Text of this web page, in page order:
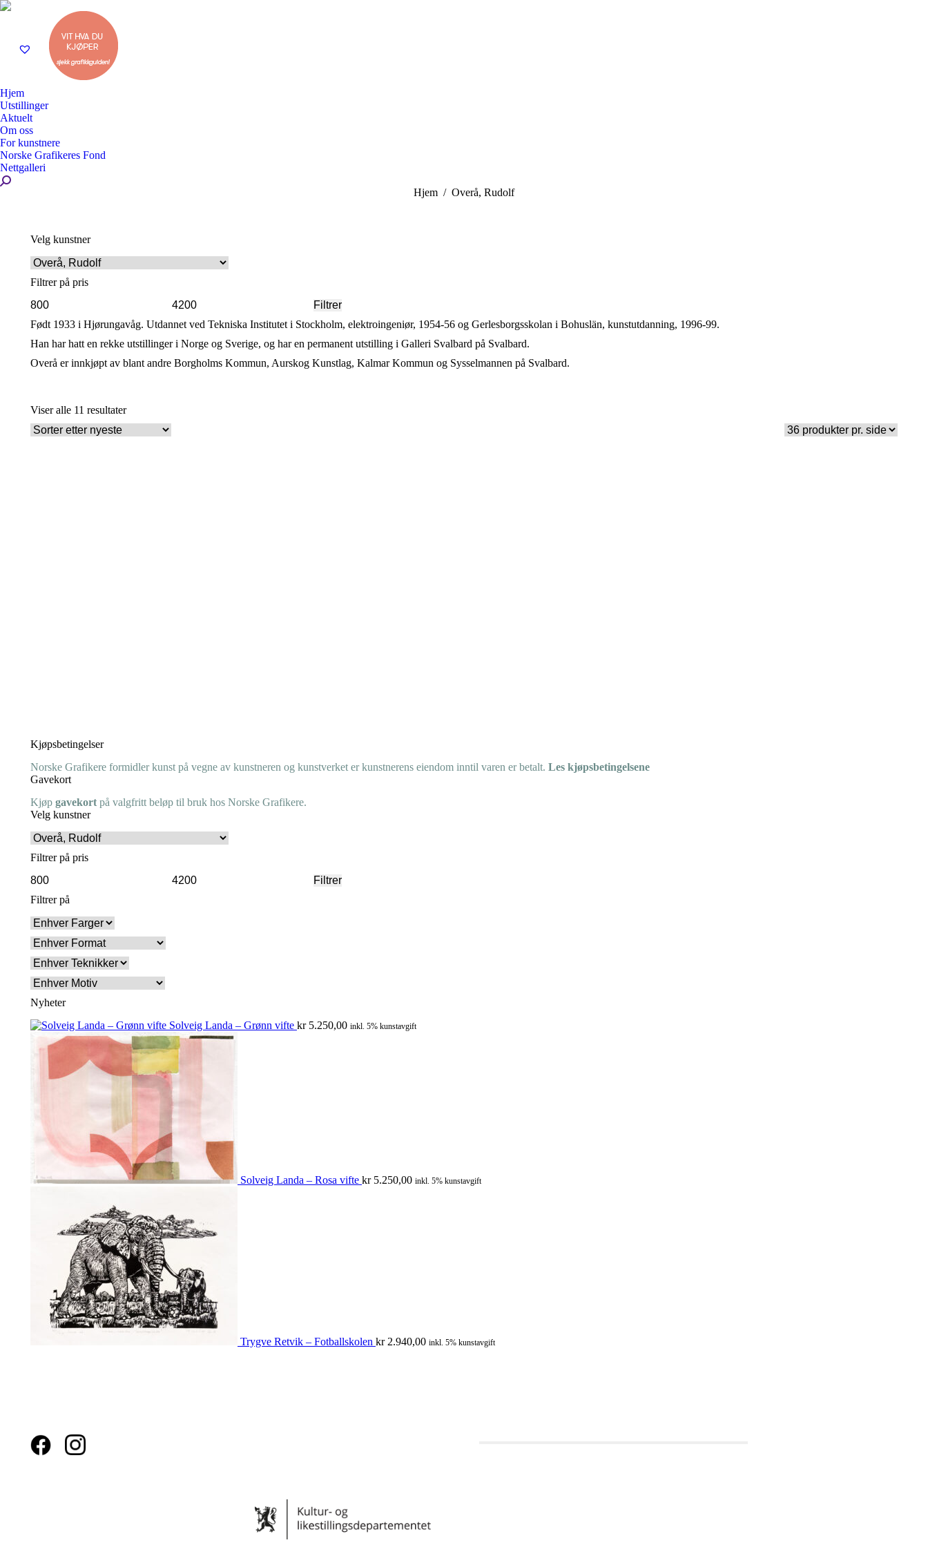
Hjem
Utstillinger
Aktuelt
Om oss
For kunstnere
Norske Grafikeres Fond
Nettgalleri
Search:
You are here:
Hjem Overå, Rudolf
Velg kunstner
Filtrer på pris
Min.
Makspris
Filtrer
Født 1933 i Hjørungavåg. Utdannet ved Tekniska Institutet i Stockholm, elektroingeniør, 1954-56 og Gerlesborgsskolan i Bohuslän, kunstutdanning, 1996-99.
Han har hatt en rekke utstillinger i Norge og Sverige, og har en permanent utstilling i Galleri Svalbard på Svalbard.
Overå er innkjøpt av blant andre Borgholms Kommun, Aurskog Kunstlag, Kalmar Kommun og Sysselmannen på Svalbard.
Viser alle 11 resultaterSortert
etter
nyeste
Kjøpsbetingelser
Norske Grafikere formidler kunst på vegne av kunstneren og kunstverket er kunstnerens eiendom inntil varen er betalt. Les kjøpsbetingelsene
Gavekort
Kjøp gavekort på valgfritt beløp til bruk hos Norske Grafikere.
Velg kunstner
Filtrer på pris
Min.
Makspris
Filtrer
Filtrer på
Nyheter
Solveig Landa – Grønn vifte kr5.250,00 inkl. 5% kunstavgift
Solveig Landa – Rosa vifte kr5.250,00 inkl. 5% kunstavgift
Trygve Retvik – Fotballskolen kr2.940,00 inkl. 5% kunstavgift